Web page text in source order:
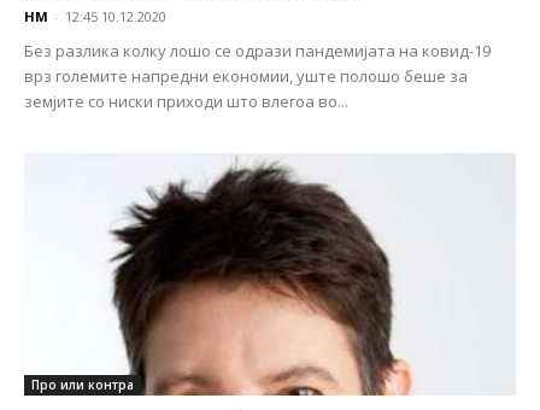
НМ - 12:45 10.12.2020
Без разлика колку лошо се одрази пандемијата на ковид-19
врз големите напредни економии, уште полошо беше за
земјите со ниски приходи што влегоа во...
Про или контра